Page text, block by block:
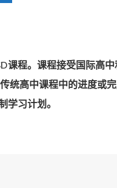
课程。课程接受国际高
统高中课程中的进度或
学习计划。